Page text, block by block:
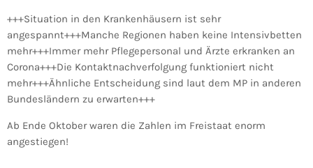
+++Situation in den Krankenhäusern ist sehr
angespannt+++Manche Regionen haben keine Intensivbetten
mehr+++Immer mehr Pflegepersonal und Ärzte erkranken an
Corona+++Die Kontaktnachverfolgung funktioniert nicht
mehr+++Ähnliche Entscheidung sind laut dem MP in anderen
Bundesländern zu erwarten+++
Ab Ende Oktober waren die Zahlen im Freistaat enorm
angestiegen!